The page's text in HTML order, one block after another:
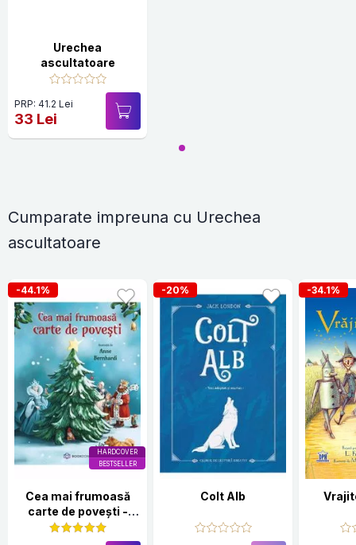
Urechea
ascultatoare
PRP: 41.2 Lei
33 Lei
Cumparate impreuna cu Urechea
ascultatoare
HARDCOVER
BESTSELLER
-44.1%
Cea mai frumoasă
carte de povești -
Editie cartonată
-20%
Colt Alb
-34.1%